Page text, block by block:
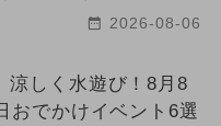
2026-08-06
涼しく水遊び！8月8
おでかけイベント6選